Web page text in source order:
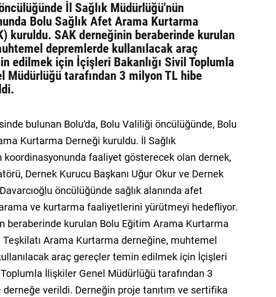
İl Sağlık Müdürlüğü'nün
Bolu Sağlık Afet Arama Kurtarma
kuruldu. SAK derneğinin beraberinde kurulan
depremlerde kullanılacak araç
edilmek için İçişleri Bakanlığı Sivil Toplumla
Müdürlüğü tarafından 3 milyon TL hibe
bulunan Bolu'da, Bolu Valiliği öncülüğünde, Bolu
Kurtarma Derneği kuruldu. İl Sağlık
koordinasyonunda faaliyet gösterecek olan dernek,
Dernek Kurucu Başkanı Uğur Okur ve Dernek
öncülüğünde sağlık alanında afet
ve kurtarma faaliyetlerini yürütmeyi hedefliyor.
beraberinde kurulan Bolu Eğitim Arama Kurtarma
Arama Kurtarma derneğine, muhtemel
araç gereçler temin edilmek için İçişleri
Toplumla İlişkiler Genel Müdürlüğü tarafından 3
verildi. Derneğin proje tanıtım ve sertifika